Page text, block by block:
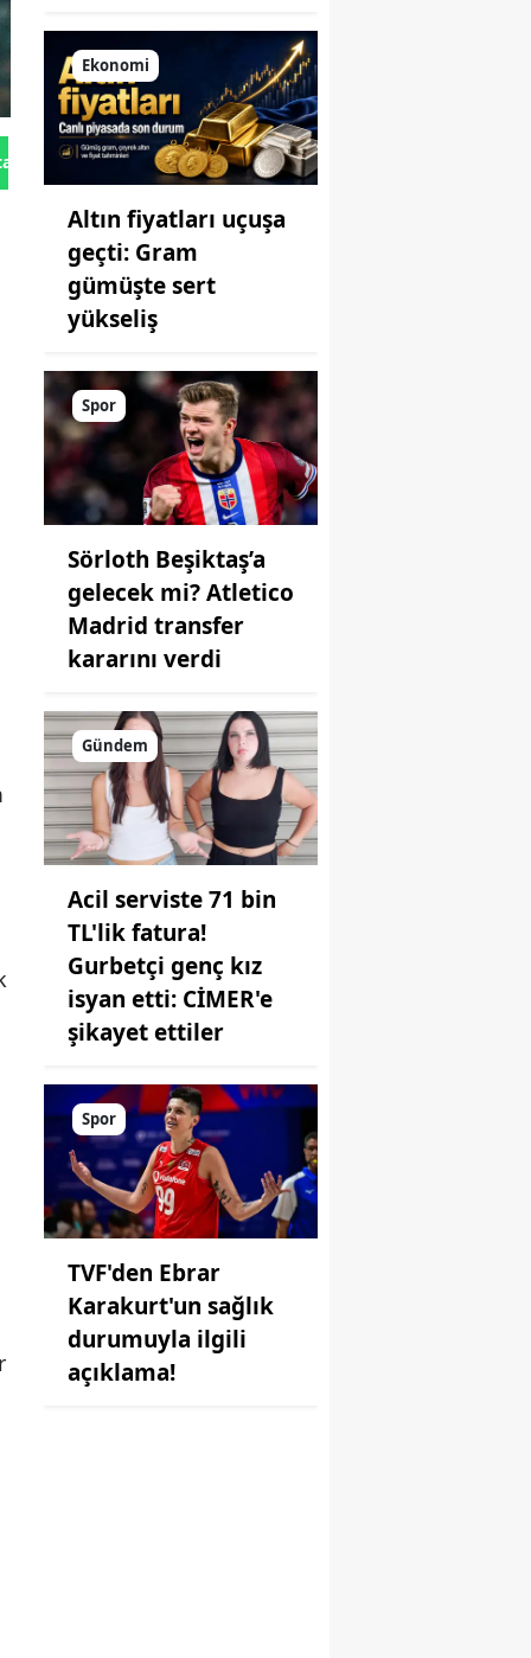
Gönder
Ekonomi
Altın fiyatları uçuşa
geçti: Gram
gümüşte sert
yükseliş
Spor
Sörloth Beşiktaş’a
gelecek mi? Atletico
Madrid transfer
kararını verdi
Gündem
Acil serviste 71 bin
TL'lik fatura!
Gurbetçi genç kız
isyan etti: CİMER'e
şikayet ettiler
Spor
TVF'den Ebrar
Karakurt'un sağlık
durumuyla ilgili
açıklama!